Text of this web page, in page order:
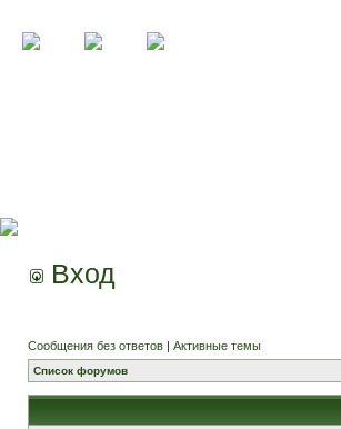
Вход
Сообщения без ответов | Активные темы
Список форумов